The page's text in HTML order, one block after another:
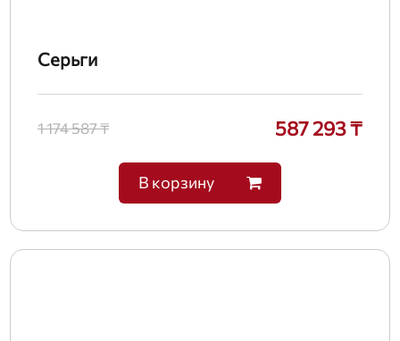
Серьги
1 174 587 ₸ 587 293 ₸
В корзину